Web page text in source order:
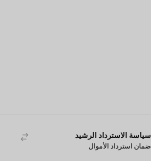
سياسة الاسترداد الرشيد
ضمان استرداد الأموال